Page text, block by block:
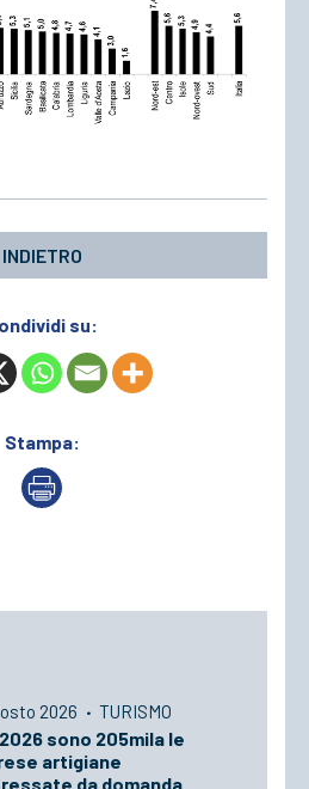
INDIETRO
su:
Stampa:
2026 · TURISMO
sono 205mila le
artigiane
da domanda